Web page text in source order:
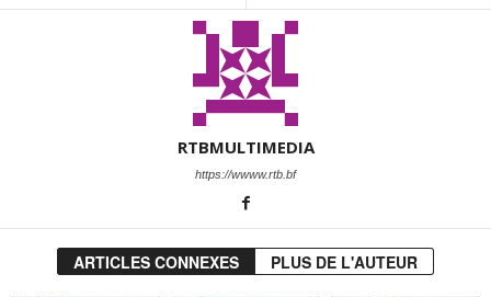
RTBMULTIMEDIA
https://wwww.rtb.bf
ARTICLES CONNEXES PLUS DE L'AUTEUR